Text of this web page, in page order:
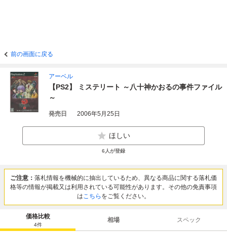
前の画面に戻る
アーベル
【PS2】 ミステリート ～八十神かおるの事件ファイル
～
発売日 2006年5月25日
ほしい
6 人が登録
ご注意： 落札情報を機械的に抽出しているため、異なる商品に関する落札価
格等の情報が掲載又は利用されている可能性があります。その他の免責事項
はこちら をご覧ください。
価格比較
4件
相場 スペック